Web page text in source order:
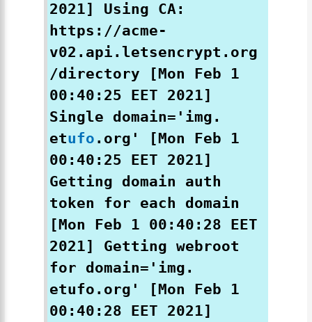
2021] Using CA:
https://acme-
v02.api.letsencrypt.org
/directory [Mon Feb 1
00:40:25 EET 2021]
Single domain='img.
etufo .org' [Mon Feb 1
00:40:25 EET 2021]
Getting domain auth
token for each domain
[Mon Feb 1 00:40:28 EET
2021] Getting webroot
for domain='img.
etufo.org' [Mon Feb 1
00:40:28 EET 2021]